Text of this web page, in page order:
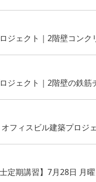
ジェクト｜2階壁コンク
ジェクト｜2階壁の鉄筋
オフィスビル建築プロジ
定期講習】7月28日 月